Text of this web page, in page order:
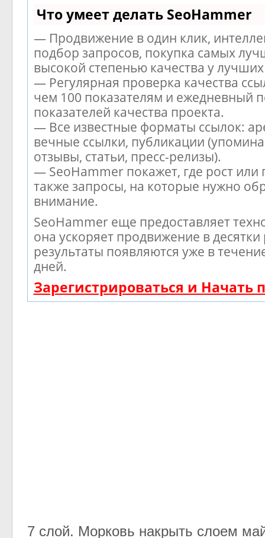
Что умеет делать SeoHammer
— Продвижение в один клик,
подбор запросов, покупка самых
высокой степенью качества у
— Регулярная проверка качества
чем 100 показателям и ежедневный
показателей качества проекта.
— Все известные форматы ссылок:
вечные ссылки, публикации
отзывы, статьи, пресс-релизы).
— SeoHammer покажет, где рост или
также запросы, на которые нужно
внимание.
SeoHammer еще предоставляет
она ускоряет продвижение в
результаты появляются уже в
дней.
Зарегистрироваться и Начать
7 слой. Морковь накрыть слоем